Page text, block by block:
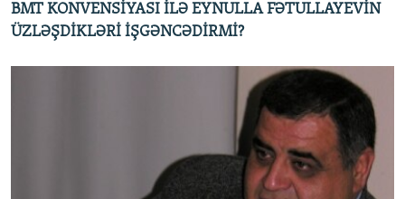
BMT KONVENSİYASI İLƏ EYNULLA FƏTULLAYEVİN
ÜZLƏŞDİKLƏRİ İŞGƏNCƏDİRMİ?